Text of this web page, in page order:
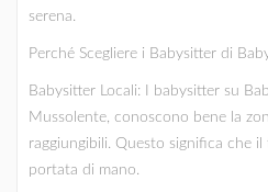
serena.
Perché Scegliere i Babysitter di
Babysitter Locali: I babysitter su
Mussolente, conoscono bene la
raggiungibili. Questo significa che
portata di mano.